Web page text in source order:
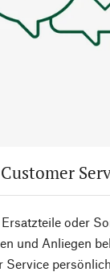
Customer
oder
und Anliegen
Service